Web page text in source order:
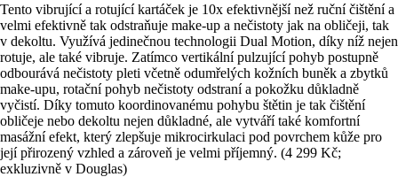
Tento vibrující a rotující kartáček je 10x efektivnější než ruční čištění a
velmi efektivně tak odstraňuje make-up a nečistoty jak na obličeji, tak
v dekoltu. Využívá jedinečnou technologii Dual Motion, díky níž nejen
rotuje, ale také vibruje. Zatímco vertikální pulzující pohyb postupně
odbourává nečistoty pleti včetně odumřelých kožních buněk a zbytků
make-upu, rotační pohyb nečistoty odstraní a pokožku důkladně
vyčistí. Díky tomuto koordinovanému pohybu štětin je tak čištění
obličeje nebo dekoltu nejen důkladné, ale vytváří také komfortní
masážní efekt, který zlepšuje mikrocirkulaci pod povrchem kůže pro
její přirozený vzhled a zároveň je velmi příjemný. (4 299 Kč;
exkluzivně v Douglas)